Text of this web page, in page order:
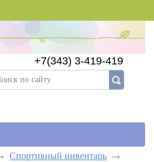
+7(343) 3-419-419
+7(343) 383-89-69
Спортивный инвентарь